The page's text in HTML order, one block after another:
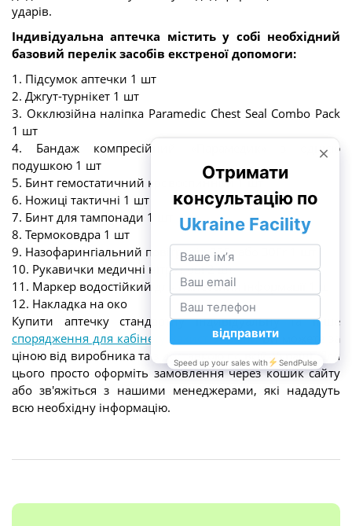
ударів.
Індивідуальна аптечка містить у собі необхідний
базовий перелік засобів екстреної допомоги:
1. Підсумок аптечки 1 шт
2. Джгут-турнікет 1 шт
3. Окклюзійна наліпка Paramedic Chest Seal Combo Pack
1 шт
4. Бандаж компресійний «Парамедик» з однією
подушкою 1 шт
5. Бинт гемостатичний кровоспинний 1 шт
6. Ножиці тактичні 1 шт
7. Бинт для тампонади 1 шт
8. Термоковдра 1 шт
9. Назофарингіальний повітровід 28Fr або 30Fr 1 шт
10. Рукавички медичні нітрилові 2 шт
11. Маркер водостійкий для нанесення інформації 1 шт
12. Накладка на око
Купити аптечку стандартну індивідуальну та інше
спорядження для кабінету Захист УкраїниВи можете за
ціною від виробника та з доставкою по всій Україні. Для
цього просто оформіть замовлення через кошик сайту
або зв'яжіться з нашими менеджерами, які нададуть
всю необхідну інформацію.